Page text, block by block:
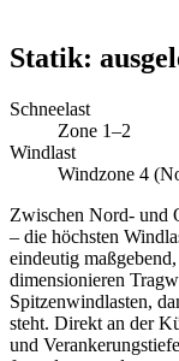
Statik:
Schneelast
Zone 1–2
Windlast
Windzone 4
Zwischen Nord- und
– die höchsten
eindeutig
dimensionieren
Spitzenwindlasten,
steht. Direkt an der
und